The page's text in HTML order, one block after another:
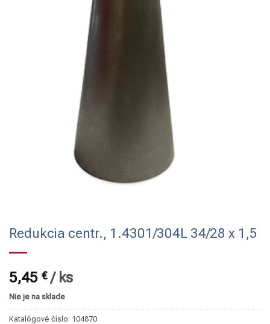
Redukcia centr., 1.4301/304L 34/28 x 1,5
5,45 €/ ks
Nie je na sklade
Katalógové číslo: 104870